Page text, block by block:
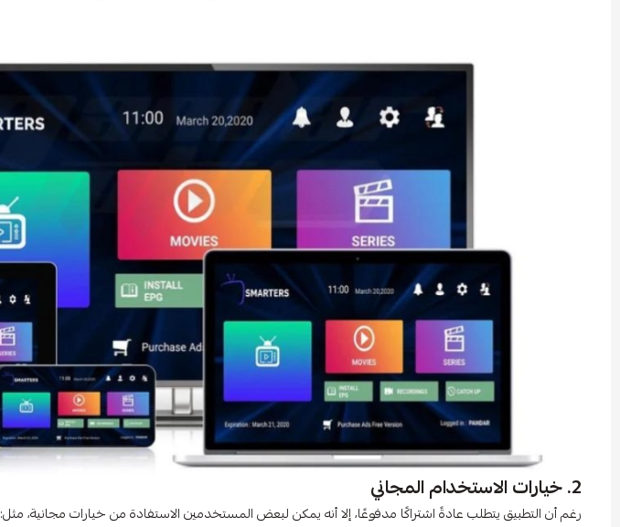
2. خيارات الاستخدام المجاني
رغم أن التطبيق يتطلب عادةً اشتراكًا مدفوعًا، إلا أنه يمكن لبعض المستخدمين الاستفادة من خيارات مجانية، مثل: